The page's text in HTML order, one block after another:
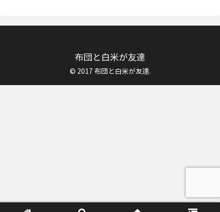
布団と白米が友達
© 2017 布団と白米が友達.